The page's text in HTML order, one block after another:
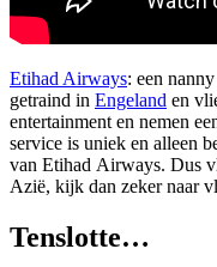
Etihad Airways: een
getraind in Engeland en
entertainment en nemen
service is uniek en alleen
van Etihad Airways. Dus
Azië, kijk dan zeker naar
Tenslotte…